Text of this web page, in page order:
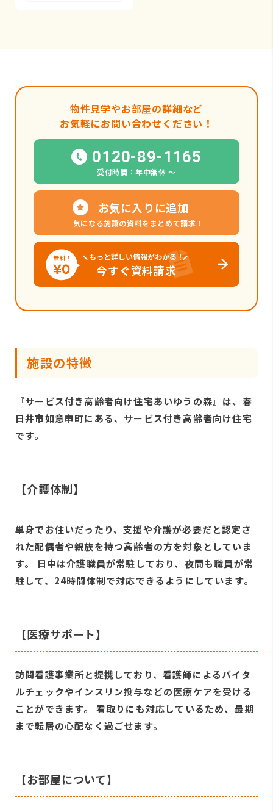
物件見学やお部屋の詳細など
お気軽にお問い合わせください！
0120-89-1165
受付時間：年中無休 〜
お気に入りに追加
気になる施設の資料をまとめて請求！
もっと詳しい情報がわかる！
今すぐ資料請求
施設の特徴
『サービス付き高齢者向け住宅あいゆうの森』は、春
日井市如意申町にある、サービス付き高齢者向け住宅
です。
【介護体制】
単身でお住いだったり、支援や介護が必要だと認定さ
れた配偶者や親族を持つ高齢者の方を対象としていま
す。 日中は介護職員が常駐しており、夜間も職員が常
駐して、24時間体制で対応できるようにしています。
【医療サポート】
訪問看護事業所と提携しており、看護師によるバイタ
ルチェックやインスリン投与などの医療ケアを受ける
ことができます。 看取りにも対応しているため、最期
まで転居の心配なく過ごせます。
【お部屋について】